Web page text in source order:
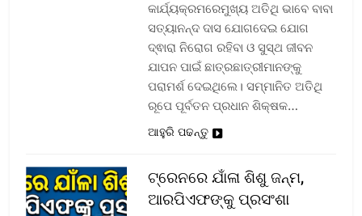
କାର୍ଯ୍ୟକ୍ରମରେମୁଖ୍ୟ ଅତିଥି ଭାବେ ବାବା
ସତ୍ୟାନନ୍ଦ ଦାସ ଯୋଗଦେଇ ଯୋଗ
ଦ୍ଵାରା ନିରୋଗ ରହିବା ଓ ସୁସ୍ଥ ଜୀବନ
ଯାପନ ପାଇଁ ଛାତ୍ରଛାତ୍ରୀମାନଙ୍କୁ
ପରାମର୍ଶ ଦେଇଥିଲେ। ସମ୍ମାନିତ ଅତିଥି
ରୂପେ ପୂର୍ବତନ ପ୍ରଧାନ ଶିକ୍ଷକ…
ଆହୁରି ପଢନ୍ତୁ
ଟ୍ରେନରେ ଯାଁଳା ଶିଶୁ ଜନ୍ମ,
ଆରପିଏଫଙ୍କୁ ପ୍ରସଂଶା